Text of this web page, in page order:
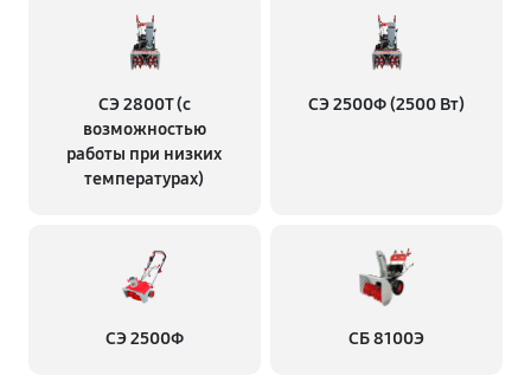
СЭ 2800Т (с
возможностью
работы при низких
температурах)
СЭ 2500Ф (2500 Вт)
СЭ 2500Ф СБ 8100Э